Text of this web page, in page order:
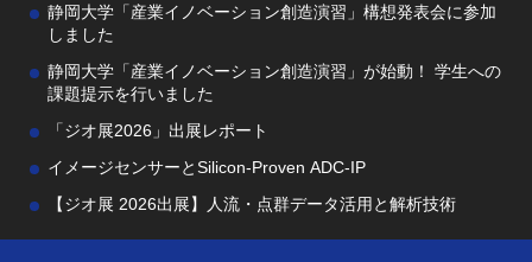
静岡大学「産業イノベーション創造演習」構想発表会に参加
しました
静岡大学「産業イノベーション創造演習」が始動！ 学生への
課題提示を行いました
「ジオ展2026」出展レポート
イメージセンサーとSilicon-Proven ADC-IP
【ジオ展 2026出展】人流・点群データ活用と解析技術